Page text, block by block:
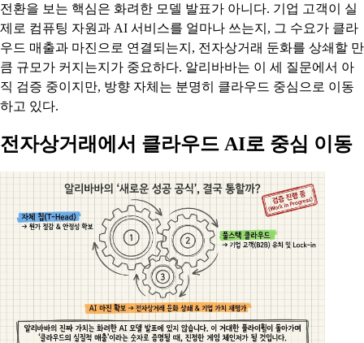
전환을 보는 핵심은 화려한 모델 발표가 아니다. 기업 고객이 실
제로 컴퓨팅 자원과 AI 서비스를 얼마나 쓰는지, 그 수요가 클라
우드 매출과 마진으로 연결되는지, 전자상거래 둔화를 상쇄할 만
큼 규모가 커지는지가 중요하다. 알리바바는 이 세 질문에서 아
직 검증 중이지만, 방향 자체는 분명히 클라우드 중심으로 이동
하고 있다.
전자상거래에서 클라우드 AI로 중심 이동